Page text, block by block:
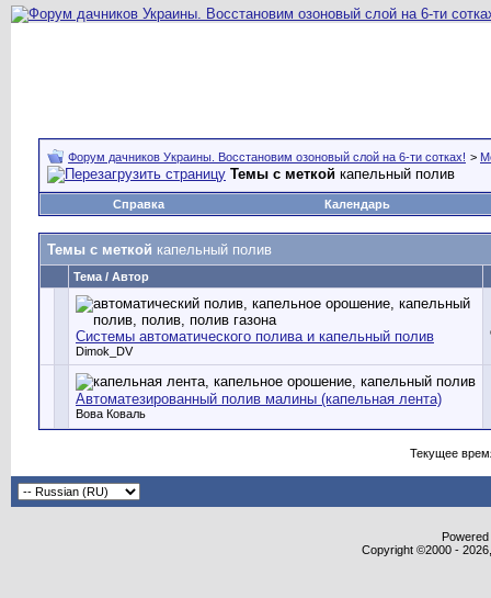
Форум дачников Украины. Восстановим озоновый слой на 6-ти сотках! >
Темы с меткой капельный полив
Справка Календарь
Темы с меткой капельный полив
Тема / Автор
Системы автоматического полива и капельный полив
Dimok_DV
Автоматезированный полив малины (капельная лента)
Вова Коваль
Текущее
Copyright ©2000 -